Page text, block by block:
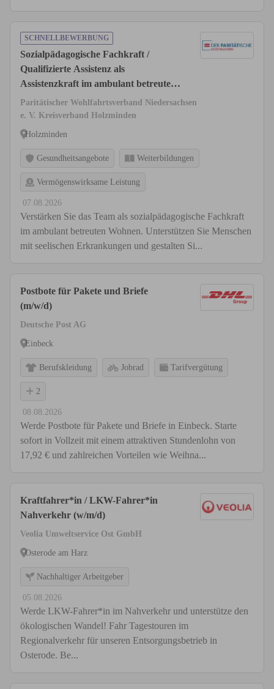
SCHNELLBEWERBUNG
Sozialpädagogische Fachkraft /
Qualifizierte Assistenz als
Assistenzkraft im ambulant betreuten
Wohnen (m/w/d)
Paritätischer Wohlfahrtsverband Niedersachsen
e. V. Kreisverband Holzminden
Holzminden
Gesundheitsangebote Weiterbildungen
Vermögenswirksame Leistung
07.08.2026
Verstärken Sie das Team als sozialpädagogische Fachkraft
im ambulant betreuten Wohnen. Unterstützen Sie Menschen
mit seelischen Erkrankungen und gestalten Si...
Postbote für Pakete und Briefe
(m/w/d)
Deutsche Post AG
Einbeck
Berufskleidung Jobrad Tarifvergütung
2
08.08.2026
Werde Postbote für Pakete und Briefe in Einbeck. Starte
sofort in Vollzeit mit einem attraktiven Stundenlohn von
17,92 € und zahlreichen Vorteilen wie Weihna...
Kraftfahrer*in / LKW-Fahrer*in
Nahverkehr (w/m/d)
Veolia Umweltservice Ost GmbH
Osterode am Harz
Nachhaltiger Arbeitgeber
05.08.2026
Werde LKW-Fahrer*in im Nahverkehr und unterstütze den
ökologischen Wandel! Fahr Tagestouren im
Regionalverkehr für unseren Entsorgungsbetrieb in
Osterode. Be...